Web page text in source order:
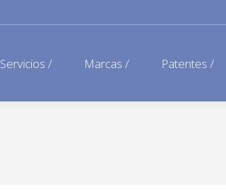
Servicios / Marcas / Patentes /